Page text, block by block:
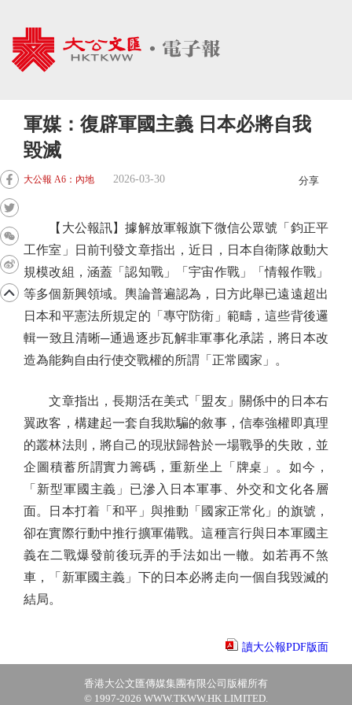
軍媒：復辟軍國主義 日本必將自我
毀滅
大公報 A6：內地 2026-03-30 分享
【大公報訊】據解放軍報旗下微信公眾號「鈞正平
工作室」日前刊發文章指出，近日，日本自衛隊啟動大
規模改組，涵蓋「認知戰」「宇宙作戰」「情報作戰」
等多個新興領域。輿論普遍認為，日方此舉已遠遠超出
日本和平憲法所規定的「專守防衛」範疇，這些背後邏
輯一致且清晰─通過逐步瓦解非軍事化承諾，將日本改
造為能夠自由行使交戰權的所謂「正常國家」。
文章指出，長期活在美式「盟友」關係中的日本右
翼政客，構建起一套自我欺騙的敘事，信奉強權即真理
的叢林法則，將自己的現狀歸咎於一場戰爭的失敗，並
企圖積蓄所謂實力籌碼，重新坐上「牌桌」。如今，
「新型軍國主義」已滲入日本軍事、外交和文化各層
面。日本打着「和平」與推動「國家正常化」的旗號，
卻在實際行動中推行擴軍備戰。這種言行與日本軍國主
義在二戰爆發前後玩弄的手法如出一轍。如若再不煞
車，「新軍國主義」下的日本必將走向一個自我毀滅的
結局。
讀大公報PDF版面
香港大公文匯傳媒集團有限公司版權所有
© 1997-2026 WWW.TKWW.HK LIMITED.